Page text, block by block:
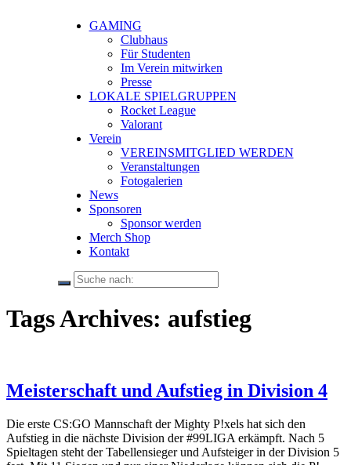
GAMING
Clubhaus
Für Studenten
Im Verein mitwirken
Presse
LOKALE SPIELGRUPPEN
Rocket League
Valorant
Verein
VEREINSMITGLIED WERDEN
Veranstaltungen
Fotogalerien
News
Sponsoren
Sponsor werden
Merch Shop
Kontakt
Tags Archives: aufstieg
Meisterschaft und Aufstieg in Division 4
Die erste CS:GO Mannschaft der Mighty P!xels hat sich den
Aufstieg in die nächste Division der #99LIGA erkämpft. Nach 5
Spieltagen steht der Tabellensieger und Aufsteiger in der Division 5